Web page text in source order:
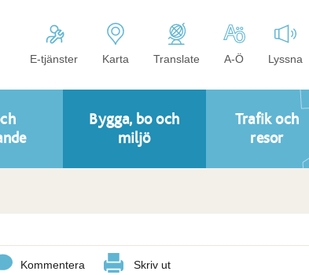
E-tjänster Karta Translate A-Ö Lyssna
Bygga, bo och
miljö
Trafik och
resor
Kommentera Skriv ut